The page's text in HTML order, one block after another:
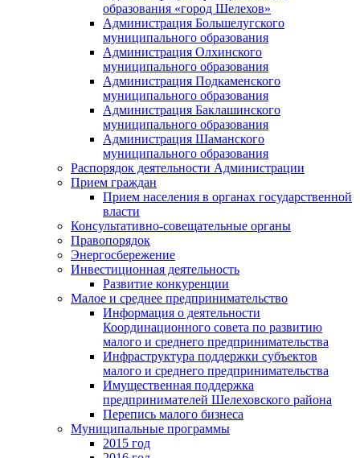
образования «город Шелехов»
Администрация Большелугского
муниципального образования
Администрация Олхинского
муниципального образования
Администрация Подкаменского
муниципального образования
Администрация Баклашинского
муниципального образования
Администрация Шаманского
муниципального образования
Распорядок деятельности Администрации
Прием граждан
Прием населения в органах государственной
власти
Консультативно-совещательные органы
Правопорядок
Энергосбережение
Инвестиционная деятельность
Развитие конкуренции
Малое и среднее предпринимательство
Информация о деятельности
Координационного совета по развитию
малого и среднего предпринимательства
Инфраструктура поддержки субъектов
малого и среднего предпринимательства
Имущественная поддержка
предпринимателей Шелеховского района
Перепись малого бизнеса
Муниципальные программы
2015 год